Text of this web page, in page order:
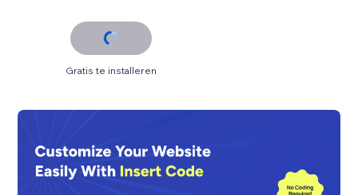
Gratis te installeren